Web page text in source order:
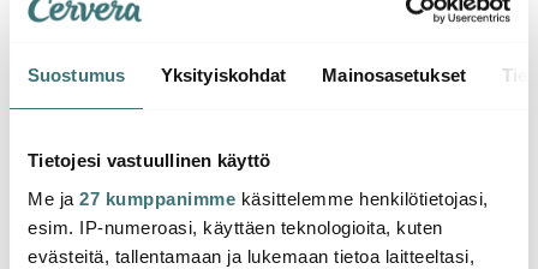
Suostumus Yksityiskohdat Mainosasetukset
Tietojesi vastuullinen käyttö
Me ja 27 kumppanimme käsittelemme henkilötietojasi,
esim. IP-numeroasi, käyttäen teknologioita, kuten
evästeitä, tallentamaan ja lukemaan tietoa laitteeltasi,
Design House
Astrid Lindgren Muki,
Ge barnen kärlek 35 cl
Harmaa
29.99 €
Saatavilla
Astrid Lindgren Muki,
Trarallanrallanlej 35 cl
Ruskea
29.99 €
Saatavilla